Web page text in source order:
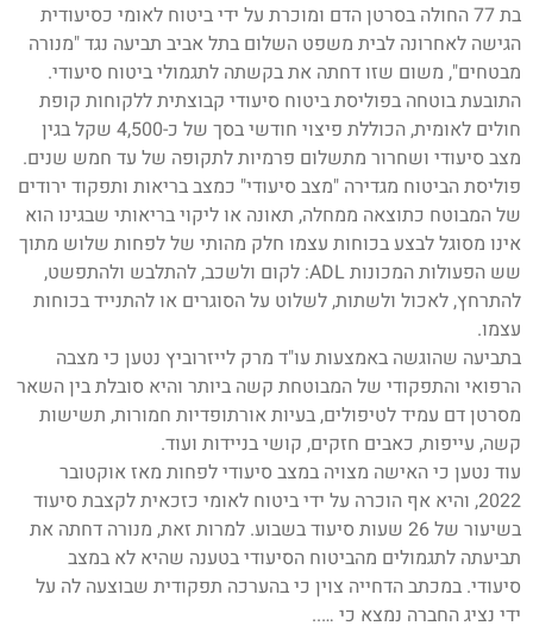
בת 77 החולה בסרטן הדם ומוכרת על ידי ביטוח לאומי כסיעודית
הגישה לאחרונה לבית משפט השלום בתל אביב תביעה נגד "מנורה
מבטחים", משום שזו דחתה את בקשתה לתגמולי ביטוח סיעודי.
התובעת בוטחה בפוליסת ביטוח סיעודי קבוצתית ללקוחות קופת
חולים לאומית, הכוללת פיצוי חודשי בסך של כ-4,500 שקל בגין
מצב סיעודי ושחרור מתשלום פרמיות לתקופה של עד חמש שנים.
פוליסת הביטוח מגדירה "מצב סיעודי" כמצב בריאות ותפקוד ירודים
של המבוטח כתוצאה ממחלה, תאונה או ליקוי בריאותי שבגינו הוא
אינו מסוגל לבצע בכוחות עצמו חלק מהותי של לפחות שלוש מתוך
שש הפעולות המכונות ADL: לקום ולשכב, להתלבש ולהתפשט,
להתרחץ, לאכול ולשתות, לשלוט על הסוגרים או להתנייד בכוחות
עצמו.
בתביעה שהוגשה באמצעות עו"ד מרק לייזרוביץ נטען כי מצבה
הרפואי והתפקודי של המבוטחת קשה ביותר והיא סובלת בין השאר
מסרטן דם עמיד לטיפולים, בעיות אורתופדיות חמורות, תשישות
קשה, עייפות, כאבים חזקים, קושי בניידות ועוד.
עוד נטען כי האישה מצויה במצב סיעודי לפחות מאז אוקטובר
2022, והיא אף הוכרה על ידי ביטוח לאומי כזכאית לקצבת סיעוד
בשיעור של 26 שעות סיעוד בשבוע. למרות זאת, מנורה דחתה את
תביעתה לתגמולים מהביטוח הסיעודי בטענה שהיא לא במצב
סיעודי. במכתב הדחייה צוין כי בהערכה תפקודית שבוצעה לה על
ידי נציג החברה נמצא כי …..